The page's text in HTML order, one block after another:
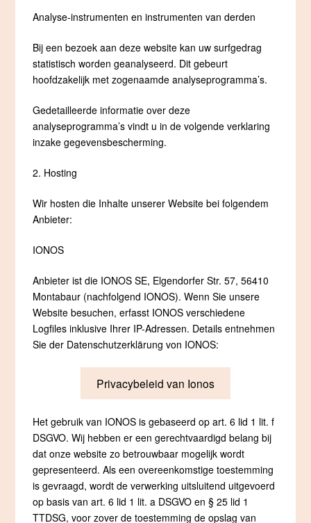
Analyse-instrumenten en instrumenten van derden
Bij een bezoek aan deze website kan uw surfgedrag
statistisch worden geanalyseerd. Dit gebeurt
hoofdzakelijk met zogenaamde analyseprogramma’s.
Gedetailleerde informatie over deze
analyseprogramma’s vindt u in de volgende verklaring
inzake gegevensbescherming.
2. Hosting
Wir hosten die Inhalte unserer Website bei folgendem
Anbieter:
IONOS
Anbieter ist die IONOS SE, Elgendorfer Str. 57, 56410
Montabaur (nachfolgend IONOS). Wenn Sie unsere
Website besuchen, erfasst IONOS verschiedene
Logfiles inklusive Ihrer IP-Adressen. Details entnehmen
Sie der Datenschutzerklärung von IONOS:
Privacybeleid van Ionos
Het gebruik van IONOS is gebaseerd op art. 6 lid 1 lit. f
DSGVO. Wij hebben er een gerechtvaardigd belang bij
dat onze website zo betrouwbaar mogelijk wordt
gepresenteerd. Als een overeenkomstige toestemming
is gevraagd, wordt de verwerking uitsluitend uitgevoerd
op basis van art. 6 lid 1 lit. a DSGVO en § 25 lid 1
TTDSG, voor zover de toestemming de opslag van